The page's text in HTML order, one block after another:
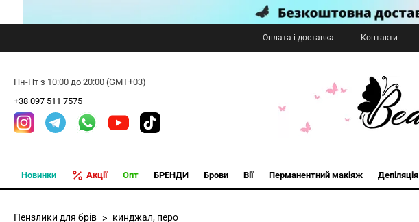
Оплата і доставка Контакти
Пн-Пт з 10:00 до 20:00 (GMT+03)
+38 097 511 7575
Новинки Акції Опт БРЕНДИ Брови Вії Перманентний макіяж Депіляція
Пензлики для брів кинджал, перо